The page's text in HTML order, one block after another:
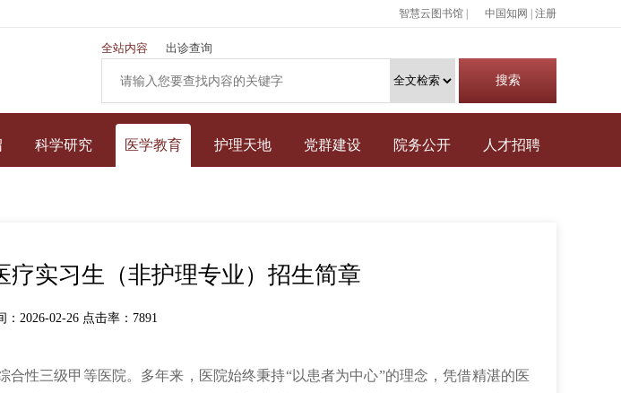
智慧云图书馆 | 中国知网 注册
全站内容 出诊查询
科学研究 医学教育 护理天地 党群建设 院务公开 人才招聘
疗实习生（非护理专业）招生简章
2026-02-26 点击率： 7891
性三级甲等医院。多年来，医院始终秉持“以患者为中心”的理念，凭借精湛的医